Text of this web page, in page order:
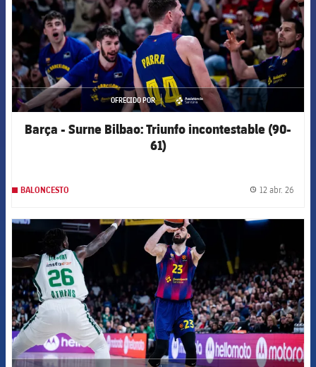
OFRECIDO POR
asistencia
Barça - Surne Bilbao: Triunfo incontestable (90-
61)
BALONCESTO 12 abr. 26
FCB Barcelona badge